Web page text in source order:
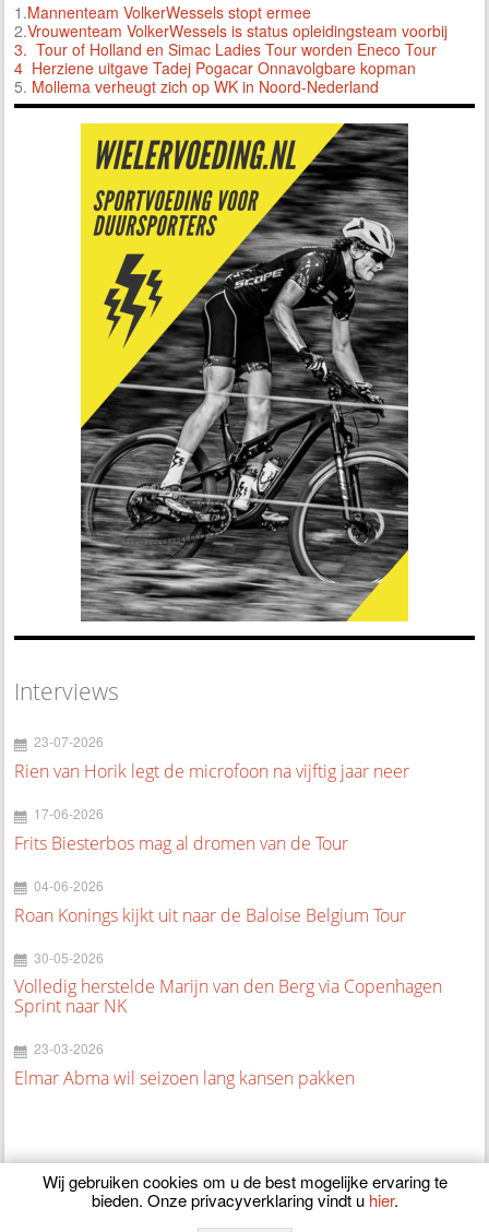
1.Mannenteam VolkerWessels stopt ermee
2.Vrouwenteam VolkerWessels is status opleidingsteam voorbij
3. Tour of Holland en Simac Ladies Tour worden Eneco Tour
4 Herziene uitgave Tadej Pogacar Onnavolgbare kopman
5. Mollema verheugt zich op WK in Noord-Nederland
Interviews
23-07-2026
Rien van Horik legt de microfoon na vijftig jaar neer
17-06-2026
Frits Biesterbos mag al dromen van de Tour
04-06-2026
Roan Konings kijkt uit naar de Baloise Belgium Tour
30-05-2026
Volledig herstelde Marijn van den Berg via Copenhagen
Sprint naar NK
23-03-2026
Elmar Abma wil seizoen lang kansen pakken
Wij gebruiken cookies om u de best mogelijke ervaring te
bieden. Onze privacyverklaring vindt u hier.